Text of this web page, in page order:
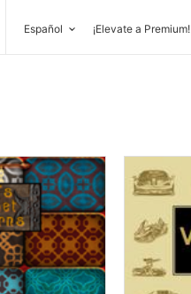
Español ¡Elevate a Premium!